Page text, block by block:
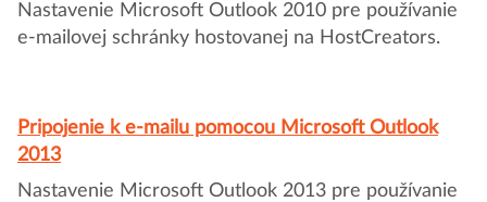
Nastavenie Microsoft Outlook 2010 pre používanie
e-mailovej schránky hostovanej na HostCreators.
Pripojenie k e-mailu pomocou Microsoft Outlook
2013
Nastavenie Microsoft Outlook 2013 pre používanie